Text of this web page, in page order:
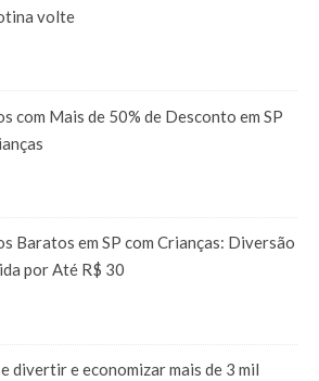
volte
com Mais de 50% de Desconto em SP
Baratos em SP com Crianças: Diversão
por Até R$ 30
divertir e economizar mais de 3 mil